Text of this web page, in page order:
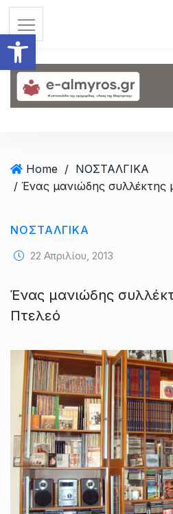
Ανοίξτε τη
Home / ΝΟΣΤΑΛΓΙΚΑ
ΝΟΣΤΑΛΓΙΚΑ
22 Απριλίου, 2013
Ένας μανιώδης
Πτελεό